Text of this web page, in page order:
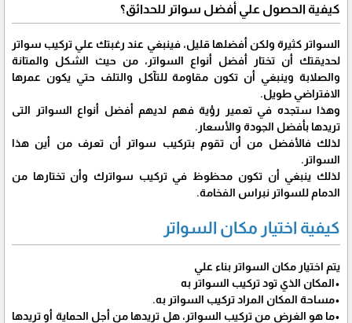
كيفية الحصول علي أفضل سواتر للحدائق؟
السواتر كثيرة ولكن أفضلها قليل، فينبغي عند رغبتك علي تركيب سواتر
لحديقتك أن تختار أفضل أنواع السواتر، من حيث الشكل والمتانة
والصلابة وينبغي أن تكون مقاومة للتآكل والتلف حتي يكون عمرها
الافتراضي طويل.
وهذا ستجده في تعمير رؤية فهم لديهم أفضل أنواع السواتر التى
تريدها بأفضل الجودة والأسعار.
لذلك فالأفضل من أن تقوم بتركيب سواتر أن تعرف من أين هذا
السواتر.
لذلك ينبغي أن تكون محظوظ في تركيب سواترك وأن تختارها من
الدمام للسواتر نبراس الفخامة.
كيفية اختيار مكان السواتر
يتم اختيار مكان السواتر بناء علي
•المكان الذي تود تركيب السواتر به
•مساحة المكان المراد تركيب السواتر به.
•ما هو الغرض من تركيب السواتر، هل تريدها من أجل الحماية أو تريدها